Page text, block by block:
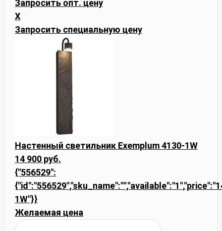
Запросить опт. цену
X
Запросить специальную цену
Настенный светильник Exemplum 4130-1W
14 900 руб.
{"556529":
1W"}}
Желаемая цена